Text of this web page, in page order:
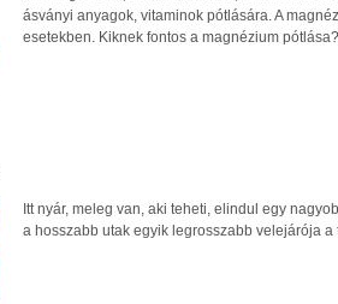
ásványi anyagok, vitaminok pótlására. A
esetekben. Kiknek fontos a magnézium pótlása?
Itt nyár, meleg van, aki teheti, elindul egy
a hosszabb utak egyik legrosszabb velejárója